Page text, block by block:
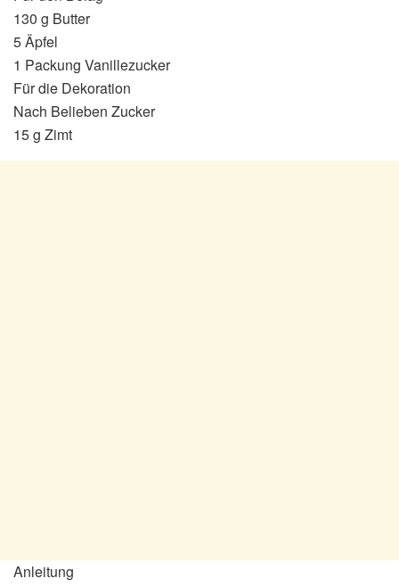
130 g Butter
5 Äpfel
1 Packung Vanillezucker
Für die Dekoration
Nach Belieben Zucker
15 g Zimt
Anleitung